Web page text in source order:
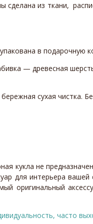
сделана из ткани,
в подарочную
— древесная
сухая чистка.
кукла не
для интерьера
оригинальный
часто